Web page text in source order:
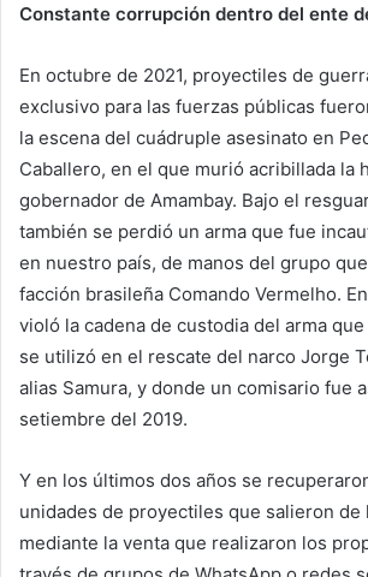
Constante corrupción dentro del ente
En octubre de 2021, proyectiles de
exclusivo para las fuerzas públicas
la escena del cuádruple asesinato en
Caballero, en el que murió acribillada la
gobernador de Amambay. Bajo el
también se perdió un arma que fue
en nuestro país, de manos del grupo
facción brasileña Comando Vermelho.
violó la cadena de custodia del arma
se utilizó en el rescate del narco Jorge
alias Samura, y donde un comisario fue
setiembre del 2019.
Y en los últimos dos años se
unidades de proyectiles que salieron de
mediante la venta que realizaron los